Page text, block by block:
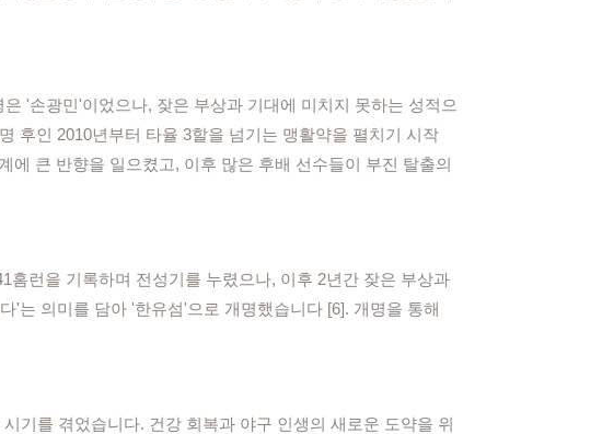
'손광민'이었으나, 잦은 부상과 기대에 미치지 못하는 성적으
후인 2010년부터 타율 3할을 넘기는 맹활약을 펼치기 시작
에 큰 반향을 일으켰고, 이후 많은 후배 선수들이 부진 탈출의
런을 기록하며 전성기를 누렸으나, 이후 2년간 잦은 부상과
'는 의미를 담아 '한유섬'으로 개명했습니다 [6]. 개명을 통해
기를 겪었습니다. 건강 회복과 야구 인생의 새로운 도약을 위